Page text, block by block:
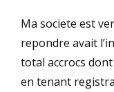
Ma societe est
repondre avait
total accrocs
en tenant